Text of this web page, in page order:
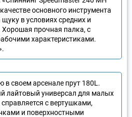
основного инструмента
в условиях средних и
Хорошая прочная палка, с
характеристиками.
в своем арсенале прут 180L.
лайтовый универсал для малых
с вертушками,
и поверхностными